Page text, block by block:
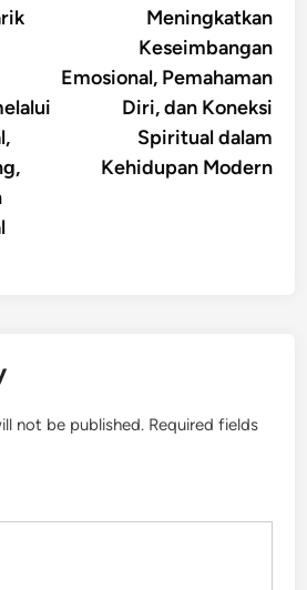
Meningkatkan
Keseimbangan
Emosional, Pemahaman
Diri, dan Koneksi
Spiritual dalam
Kehidupan Modern
not be published. Required fields